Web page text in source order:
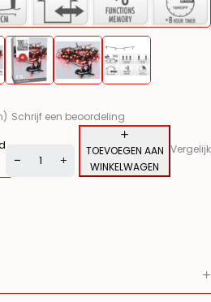
Schrijf een beoordeling
TOEVOEGEN AAN
WINKELWAGEN
Alternative:
Vergelijk